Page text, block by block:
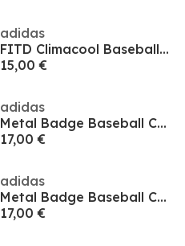
adidas
FITD Climacool Baseball Cap
15,00 €
adidas
Metal Badge Baseball Cap
17,00 €
adidas
Metal Badge Baseball Cap
17,00 €